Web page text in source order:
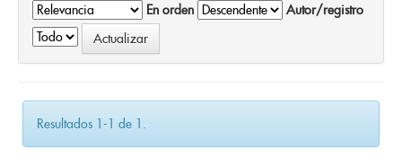
En orden
Autor/registro
Resultados 1-1 de 1.